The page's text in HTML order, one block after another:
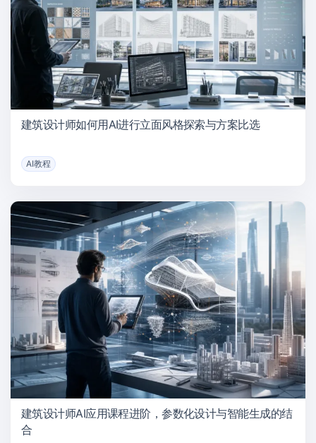
建筑设计师如何用AI进行立面风格探索与方案比选
AI教程
建筑设计师AI应用课程进阶，参数化设计与智能生成的结
合